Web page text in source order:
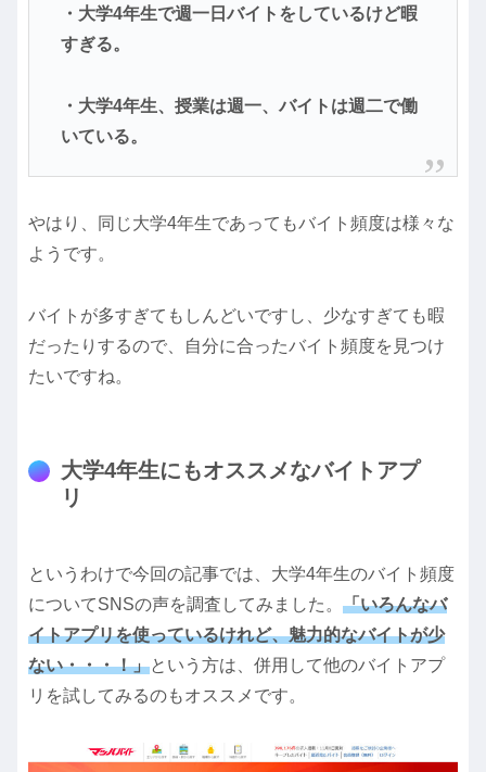
・大学4年生で週一日バイトをしているけど暇
すぎる。
・大学4年生、授業は週一、バイトは週二で働
いている。
やはり、同じ大学4年生であってもバイト頻度は様々な
ようです。
バイトが多すぎてもしんどいですし、少なすぎても暇
だったりするので、自分に合ったバイト頻度を見つけ
たいですね。
大学4年生にもオススメなバイトアプ
リ
というわけで今回の記事では、大学4年生のバイト頻度
についてSNSの声を調査してみました。 「いろんなバ
イトアプリを使っているけれど、魅力的なバイトが少
ない・・・！」という方は、併用して他のバイトアプ
リを試してみるのもオススメです。